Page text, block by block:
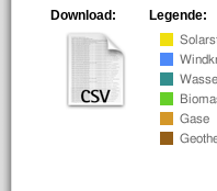
Legende:
Download: